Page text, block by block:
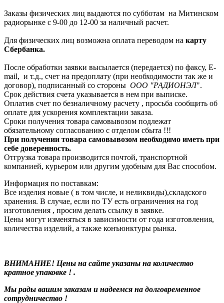
Заказы физических лиц выдаются по субботам на Митинском
радиорынке с 9-00 до 12-00 за наличный расчет.
Для физических лиц возможна оплата переводом на карту
Сбербанка.
После обработки заявки высылается (передается) по факсу, E-
mail, и т.д., счет на предоплату (при необходимости так же и
договор), подписанный со стороны ООО "РАДИОНЭЛ".
Срок действия счета указывается в нем при выписке.
Оплатив счет по безналичному расчету , просьба сообщить об
оплате для ускорения комплектации заказа.
Сроки получения товара самовывозом подлежат
обязательному согласованию с отделом сбыта !!!
При получении товара самовывозом необходимо иметь при
себе доверенность.
Отгрузка товара производится почтой, транспортной
компанией, курьером или другим удобным для Вас способом.
Информация по поставкам:
Все изделия новые ( в том числе, и неликвиды),складского
хранения. В случае, если по ТУ есть ограничения на год
изготовления , просим делать ссылку в заявке.
Цены могут изменяться в зависимости от года изготовления,
количества изделий, а также конъюнктуры рынка.
ВНИМАНИЕ! Цены на сайте указаны на количество
кратное упаковке ! .
Мы рады вашим заказам и надеемся на долговременное
сотрудничество !